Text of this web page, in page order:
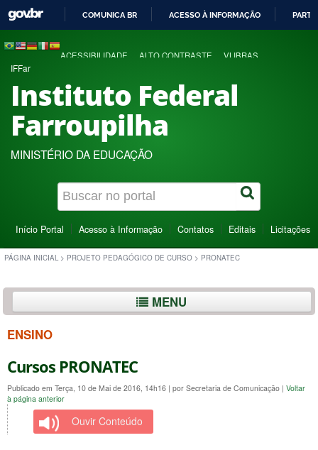
COMUNICA BR ACESSO À INFORMAÇÃO
ACESSIBILIDADE ALTO CONTRASTE VLIBRAS
IFFar
Instituto Federal
Farroupilha
MINISTÉRIO DA EDUCAÇÃO
Início Portal Acesso à Informação Contatos Editais Licitações
PÁGINA INICIAL > PROJETO PEDAGÓGICO DE CURSO > PRONATEC
MENU
ENSINO
Cursos PRONATEC
Publicado em Terça, 10 de Mai de 2016, 14h16 | por Secretaria de Comunicação | Voltar
à página anterior
Ouvir Conteúdo